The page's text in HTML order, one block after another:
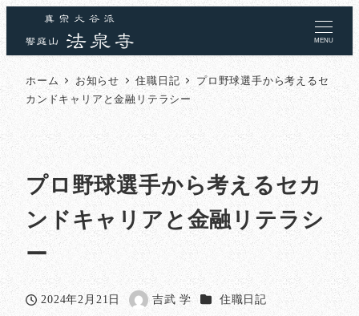
MENU
ホーム お知らせ 住職日記
プロ野球選手から考えるセ
カンドキャリアと金融リテラシー
プロ野球選手から考えるセカ
ンドキャリアと金融リテラシ
ー
投稿日
2024年2月21日
著
吉武 学 カテゴリー
住職日記